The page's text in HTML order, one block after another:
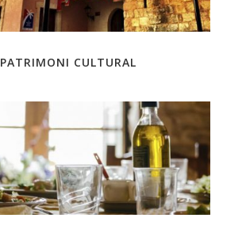
PATRIMONI CULTURAL